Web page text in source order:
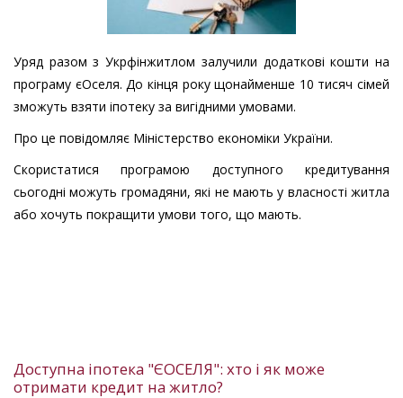
Уряд разом з Укрфінжитлом залучили додаткові кошти на
програму єОселя. До кінця року щонайменше 10 тисяч сімей
зможуть взяти іпотеку за вигідними умовами.
Про це повідомляє Міністерство економіки України.
Скористатися програмою доступного кредитування
сьогодні можуть громадяни, які не мають у власності житла
або хочуть покращити умови того, що мають.
Доступна іпотека "ЄОСЕЛЯ": хто і як може
отримати кредит на житло?